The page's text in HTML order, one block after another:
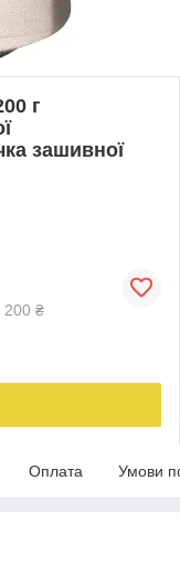
г
зашивної
200 ₴
Оплата Умови